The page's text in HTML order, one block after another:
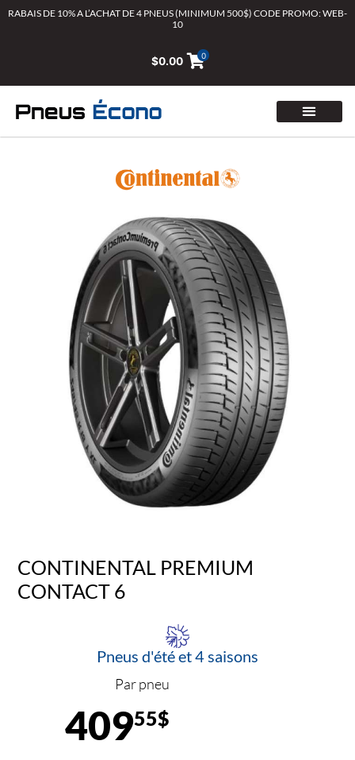
AllerRABAIS DE 10% A L’ACHAT DE 4 PNEUS (MINIMUM 500$) CODE PROMO: WEB-
10
$0.00 0
CONTINENTAL PREMIUM
CONTACT 6
Pneus d'été et 4 saisons
Par pneu
40955$